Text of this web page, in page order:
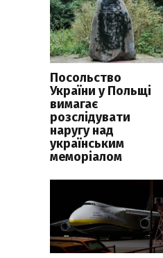
Посольство
України у Польщі
вимагає
розслідувати
наругу над
українським
меморіалом